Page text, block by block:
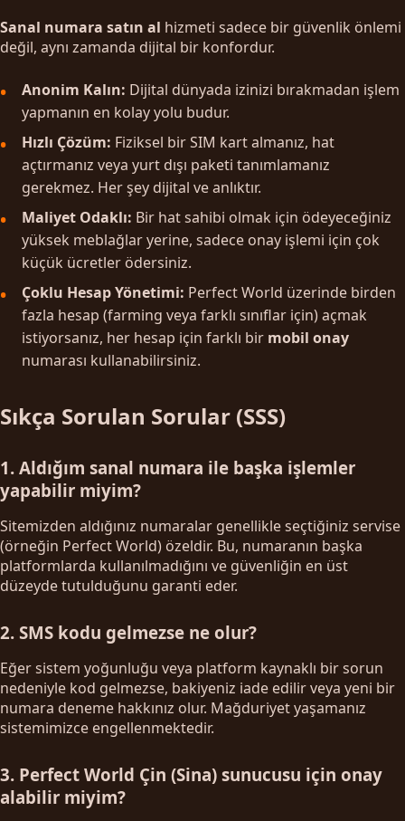
Sanal numara satın al hizmeti sadece bir güvenlik önlemi
değil, aynı zamanda dijital bir konfordur.
Anonim Kalın: Dijital dünyada izinizi bırakmadan işlem
yapmanın en kolay yolu budur.
Hızlı Çözüm: Fiziksel bir SIM kart almanız, hat
açtırmanız veya yurt dışı paketi tanımlamanız
gerekmez. Her şey dijital ve anlıktır.
Maliyet Odaklı: Bir hat sahibi olmak için ödeyeceğiniz
yüksek meblağlar yerine, sadece onay işlemi için çok
küçük ücretler ödersiniz.
Çoklu Hesap Yönetimi: Perfect World üzerinde birden
fazla hesap (farming veya farklı sınıflar için) açmak
istiyorsanız, her hesap için farklı bir mobil onay
numarası kullanabilirsiniz.
Sıkça Sorulan Sorular (SSS)
1. Aldığım sanal numara ile başka işlemler
yapabilir miyim?
Sitemizden aldığınız numaralar genellikle seçtiğiniz servise
(örneğin Perfect World) özeldir. Bu, numaranın başka
platformlarda kullanılmadığını ve güvenliğin en üst
düzeyde tutulduğunu garanti eder.
2. SMS kodu gelmezse ne olur?
Eğer sistem yoğunluğu veya platform kaynaklı bir sorun
nedeniyle kod gelmezse, bakiyeniz iade edilir veya yeni bir
numara deneme hakkınız olur. Mağduriyet yaşamanız
sistemimizce engellenmektedir.
3. Perfect World Çin (Sina) sunucusu için onay
alabilir miyim?